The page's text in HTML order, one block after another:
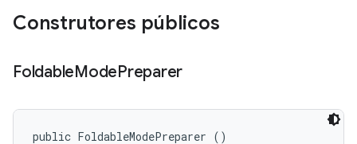
Construtores públicos
FoldableModePreparer
public FoldableModePreparer ()